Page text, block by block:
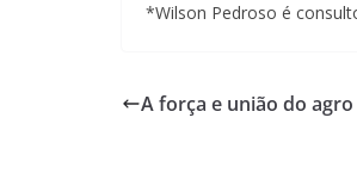
*Wilson Pedroso é
A força e união do agro